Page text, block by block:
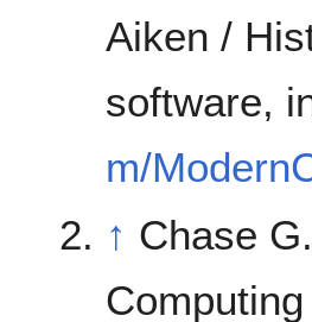
Aiken /
software,
m/
↑ Chase